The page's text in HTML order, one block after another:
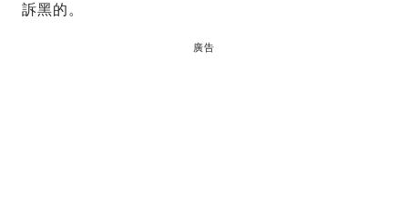
訴黑的。
廣告